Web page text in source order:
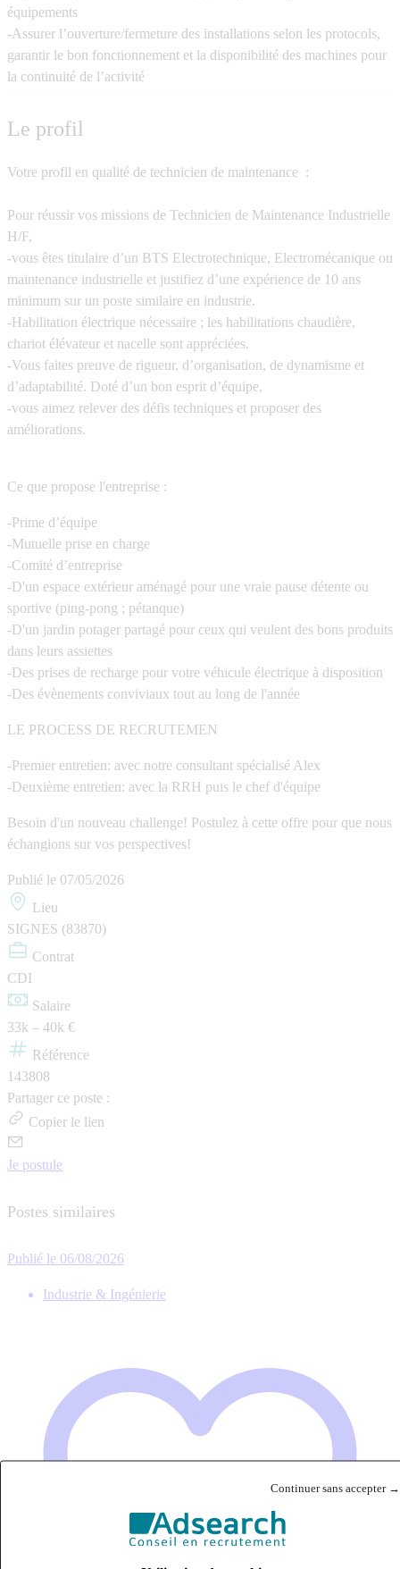
Continuer sans accepter →
équipements
-Assurer l’ouverture/fermeture des installations selon les protocols,
garantir le bon fonctionnement et la disponibilité des machines pour
la continuité de l’activité
Le profil
Votre profil en qualité de technicien de maintenance :
Pour réussir vos missions de Technicien de Maintenance Industrielle
H/F,
-vous êtes titulaire d’un BTS Electrotechnique, Electromécanique ou
maintenance industrielle et justifiez d’une expérience de 10 ans
minimum sur un poste similaire en industrie.
-Habilitation électrique nécessaire ; les habilitations chaudière,
chariot élévateur et nacelle sont appréciées.
-Vous faites preuve de rigueur, d’organisation, de dynamisme et
d’adaptabilité. Doté d’un bon esprit d’équipe,
-vous aimez relever des défis techniques et proposer des
améliorations.
Ce que propose l'entreprise :
-Prime d’équipe
-Mutuelle prise en charge
-Comité d’entreprise
-D'un espace extérieur aménagé pour une vraie pause détente ou
sportive (ping-pong ; pétanque)
-D'un jardin potager partagé pour ceux qui veulent des bons produits
dans leurs assiettes
-Des prises de recharge pour votre véhicule électrique à disposition
-Des évènements conviviaux tout au long de l'année
LE PROCESS DE RECRUTEMEN
-Premier entretien: avec notre consultant spécialisé Alex
-Deuxième entretien: avec la RRH puis le chef d'équipe
Besoin d'un nouveau challenge! Postulez à cette offre pour que nous
échangions sur vos perspectives!
Publié le 07/05/2026
Lieu
SIGNES (83870)
Contrat
CDI
Salaire
33k – 40k €
Référence
143808
Partager ce poste :
Copier le lien
Je postule
Postes similaires
Publié le 06/08/2026
Industrie & Ingénierie